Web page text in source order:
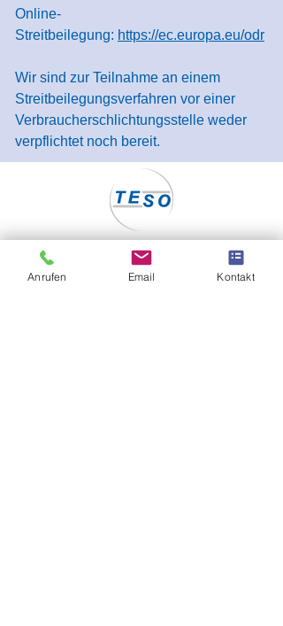
Online-
Streitbeilegung: https://ec.europa.eu/odr
Wir sind zur Teilnahme an einem
Streitbeilegungsverfahren vor einer
Verbraucherschlichtungsstelle weder
verpflichtet noch bereit.
Anrufen Email Kontakt